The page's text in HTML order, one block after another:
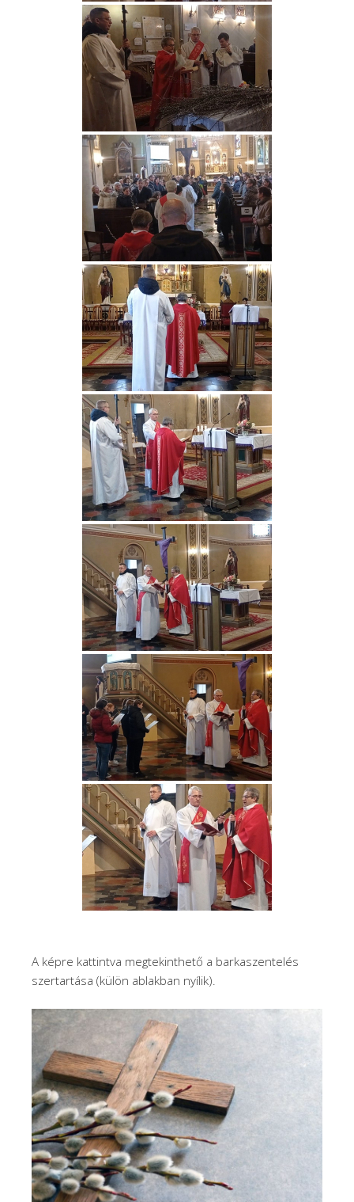
A képre kattintva megtekinthető a barkaszentelés
szertartása (külön ablakban nyílik).